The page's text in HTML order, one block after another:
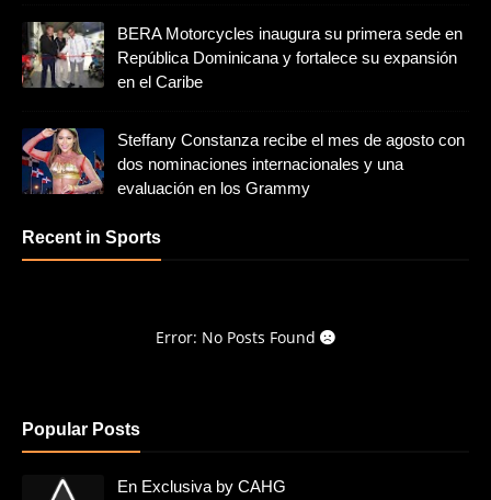
BERA Motorcycles inaugura su primera sede en
República Dominicana y fortalece su expansión
en el Caribe
Steffany Constanza recibe el mes de agosto con
dos nominaciones internacionales y una
evaluación en los Grammy
Recent in Sports
Error: No Posts Found
Popular Posts
En Exclusiva by CAHG